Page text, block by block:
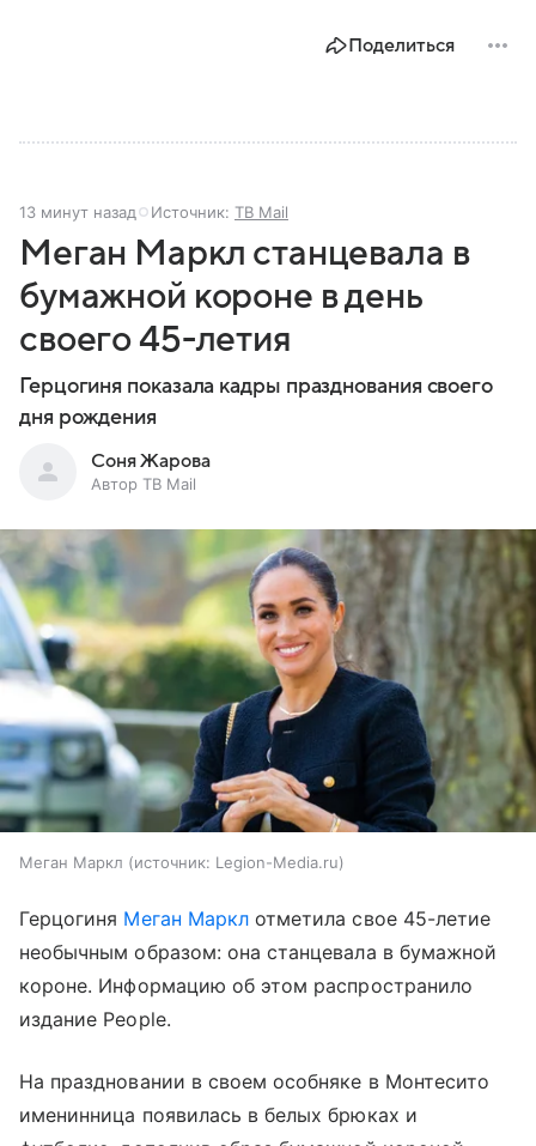
Поделиться
13 минут назад Источник: ТВ Mail
Меган Маркл станцевала в
бумажной короне в день
своего 45-летия
Герцогиня показала кадры празднования своего
дня рождения
Соня Жарова
Автор ТВ Mail
Меган Маркл источник: Legion-Media.ru
Герцогиня Меган Маркл отметила свое 45-летие
необычным образом: она станцевала в бумажной
короне. Информацию об этом распространило
издание People.
На праздновании в своем особняке в Монтесито
именинница появилась в белых брюках и